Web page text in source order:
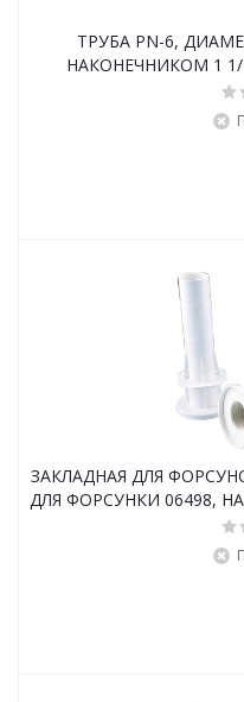
ТРУБА PN-6, ДИАМЕТР 63 ММ, С РЕЗЬБОВЫМ
НАКОНЕЧНИКОМ 1
ЗАКЛАДНАЯ ДЛЯ
ДЛЯ ФОРСУНКИ 06498,